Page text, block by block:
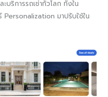
บริการรถเช่าทั่วโลก ทั้งใน
Personalization มาปรับใช้ใน